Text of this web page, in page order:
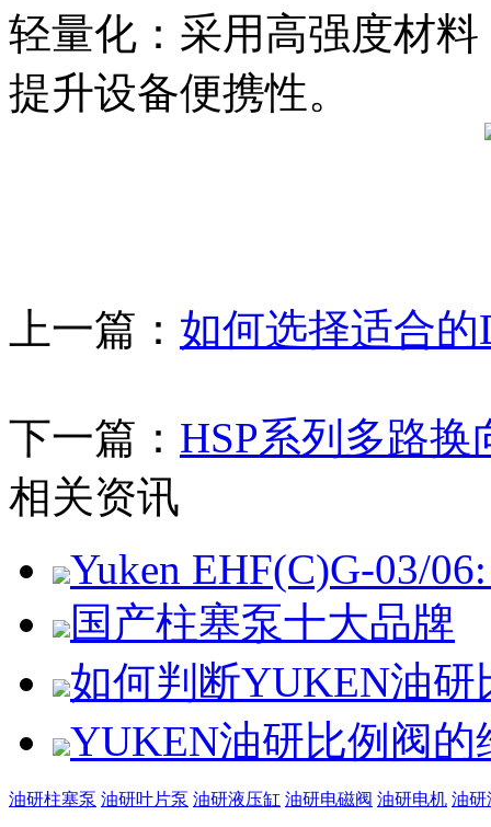
轻量化‌：采用高强度材
提升设备便携性。
上一篇： 如何选择适合
下一篇： HSP系列多路
相关资讯
Yuken EHF(C)G-03/
国产柱塞泵十大品牌
如何判断YUKEN油
YUKEN油研比例阀的
油研柱塞泵 油研叶片泵 油研液压缸 油研电磁阀 油研电机 油研